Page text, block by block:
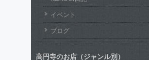
イベント
ブログ
高円寺のお店（ジャンル別）